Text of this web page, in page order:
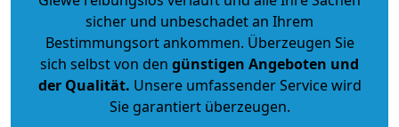
sicher und unbeschadet an Ihrem
Bestimmungsort ankommen. Überzeugen Sie
sich selbst von den günstigen Angeboten und
der Qualität. Unsere umfassender Service wird
Sie garantiert überzeugen.